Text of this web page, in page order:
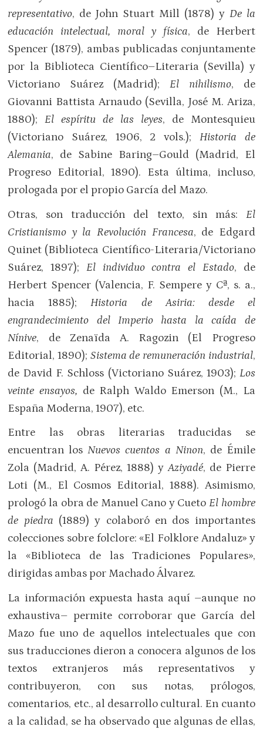
representativo, de John Stuart Mill (1878) y De la
educación intelectual, moral y física, de Herbert
Spencer (1879), ambas publicadas conjuntamente
por la Biblioteca Científico–Literaria (Sevilla) y
Victoriano Suárez (Madrid); El nihilismo, de
Giovanni Battista Arnaudo (Sevilla, José M. Ariza,
1880);El espíritu de las leyes, de Montesquieu
(Victoriano Suárez, 1906, 2 vols.); Historia de
Alemania, de Sabine Baring–Gould (Madrid, El
Progreso Editorial, 1890). Esta última, incluso,
prologada por el propio García del Mazo.
Otras, son traducción del texto, sin más: El
Cristianismo y la Revolución Francesa, de Edgard
Quinet (Biblioteca Científico-Literaria/Victoriano
Suárez, 1897); El individuo contra el Estado, de
Herbert Spencer (Valencia, F. Sempere y Cª, s. a.,
hacia 1885);Historia de Asiria: desde el
engrandecimiento del Imperio hasta la caída de
Nínive, de Zenaïda A. Ragozin (El Progreso
Editorial, 1890); Sistema de remuneración industrial,
de David F. Schloss (Victoriano Suárez, 1903); Los
veinte ensayos, de Ralph Waldo Emerson (M., La
España Moderna, 1907), etc.
Entre las obras literarias traducidas se
encuentran losNuevos cuentos a Ninon, de Émile
Zola (Madrid, A. Pérez, 1888) yAziyadé, de Pierre
Loti (M., El Cosmos Editorial, 1888). Asimismo,
prologó la obra de Manuel Cano y Cueto El hombre
de piedra (1889) y colaboró en dos importantes
colecciones sobre folclore: «El Folklore Andaluz» y
la «Biblioteca de las Tradiciones Populares»,
dirigidas ambas por Machado Álvarez.
La información expuesta hasta aquí –aunque no
exhaustiva– permite corroborar que García del
Mazo fue uno de aquellos intelectuales que con
sus traducciones dieron a conocera algunos de los
textos extranjeros más representativos y
contribuyeron, con sus notas, prólogos,
comentarios, etc., al desarrollo cultural. En cuanto
a la calidad, se ha observado que algunas de ellas,